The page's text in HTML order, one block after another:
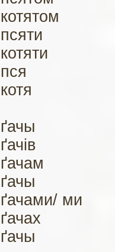
котятом
псяти
котяти
пся
котя
ґачы
ґачів
ґачам
ґачы
ґачами/ ми
ґачах
ґачы